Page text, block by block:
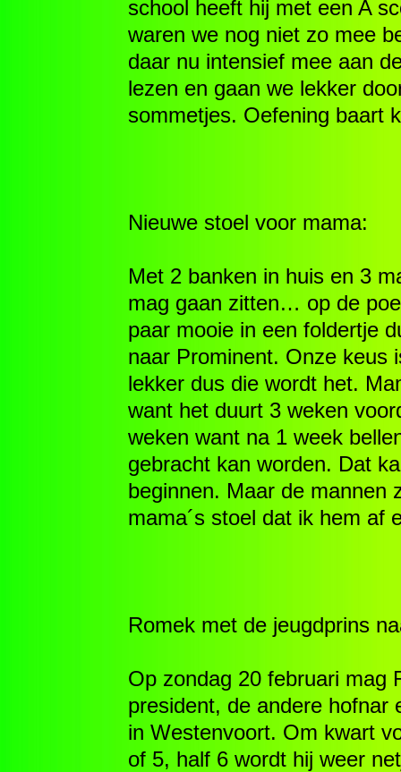
school heeft hij met een A
waren we nog niet zo mee
daar nu intensief mee aan
lezen en gaan we lekker
sommetjes. Oefening baart
Nieuwe stoel voor mama:
Met 2 banken in huis en 3
mag gaan zitten… op de
paar mooie in een foldertje
naar Prominent. Onze keus
lekker dus die wordt het.
want het duurt 3 weken
weken want na 1 week
gebracht kan worden. Dat
beginnen. Maar de mannen
mama´s stoel dat ik hem af
Romek met de jeugdprins
Op zondag 20 februari mag
president, de andere hofnar
in Westenvoort. Om kwart
of 5, half 6 wordt hij weer